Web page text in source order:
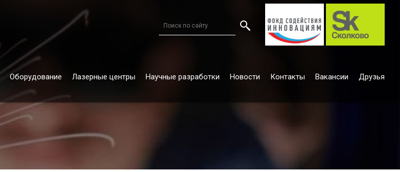
Оборудование Лазерные центры Научные разработки Новости Контакты Вакансии Друзья